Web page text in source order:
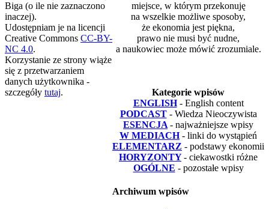
miejsce, w którym przekonuję
na wszelkie możliwe sposoby,
że ekonomia jest piękna,
prawo nie musi być nudne,
a naukowiec może mówić zrozumiale.
Kategorie wpisów
ENGLISH - English content
PODCAST - Wiedza Nieoczywista
ESENCJA - najważniejsze wpisy
W MEDIACH - linki do wystąpień
ELEMENTARZ - podstawy ekonomii
HORYZONTY - ciekawostki różne
OGÓLNE - pozostałe wpisy
Archiwum wpisów
Biga (o ile nie zaznaczono
inaczej).
Udostępniam je na licencji
Creative Commons CC-BY-
NC 4.0.
Korzystanie ze strony wiąże
się z przetwarzaniem
danych użytkownika -
szczegóły tutaj.